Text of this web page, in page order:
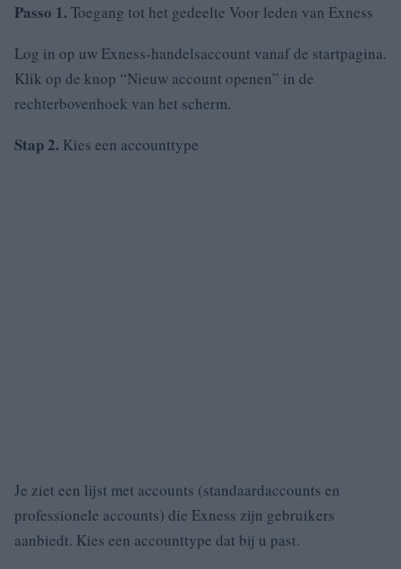
Passo 1.Toegang tot het gedeelte Voor leden van Exness
Log in op uw Exness-handelsaccount vanaf de startpagina.
Klik op de knop “Nieuw account openen” in de
rechterbovenhoek van het scherm.
Stap 2. Kies een accounttype
Je ziet een lijst met accounts (standaardaccounts en
professionele accounts) die Exness zijn gebruikers
aanbiedt. Kies een accounttype dat bij u past.